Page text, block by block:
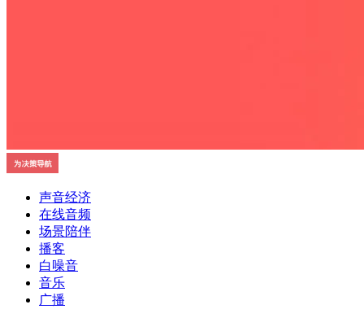
声音经济
在线音频
场景陪伴
播客
白噪音
音乐
广播